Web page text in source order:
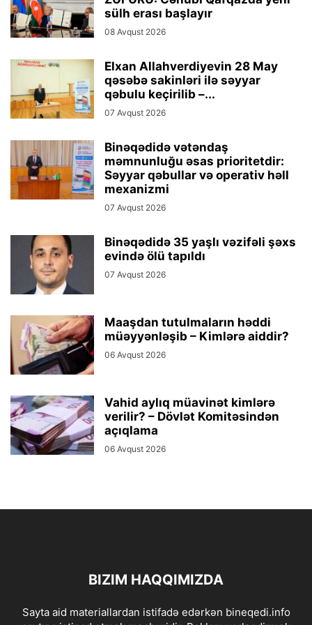
sülh erası başlayır
08 Avqust 2026
Elxan Allahverdiyevin 28 May
qəsəbə sakinləri ilə səyyar
qəbulu keçirilib –...
07 Avqust 2026
Binəqədidə vətəndaş
məmnunluğu əsas prioritetdir:
Səyyar qəbullar və operativ həll
mexanizmi
07 Avqust 2026
Binəqədidə 35 yaşlı vəzifəli şəxs
evində ölü tapıldı
07 Avqust 2026
Maaşdan tutulmaların həddi
müəyyənləşib – Kimlərə aiddir?
06 Avqust 2026
Vahid aylıq müavinət kimlərə
verilir? – Dövlət Komitəsindən
açıqlama
06 Avqust 2026
BIZIM HAQQIMIZDA
Sayta aid materiallardan istifadə edərkən bineqedi.info